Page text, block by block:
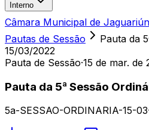
Interno
Câmara Municipal de
Pautas de Sessão
Pauta da
15/03/2022
Pauta de Sessão·15 de mar. de
Pauta da 5ª Sessão
5a-SESSAO-ORDINARIA-15-